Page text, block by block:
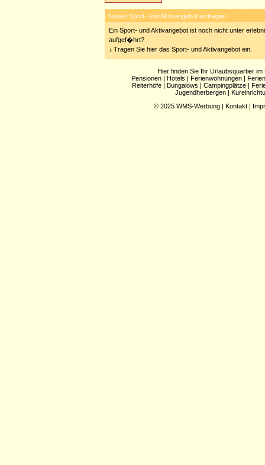
Neues Sport- und Aktivangebot eintragen
Ein Sport- und Aktivangebot ist noch nicht unter
aufgef�hrt?
Tragen Sie hier das Sport- und Aktivangebot ein.
Hier finden Sie Ihr Urlaubsquartier im
Pensionen| Hotels | Ferienwohnungen|
Reiterhöfe | Bungalows | Campingplätze |
Jugendherbergen |
© 2025 WMS-Werbung | Kontakt |